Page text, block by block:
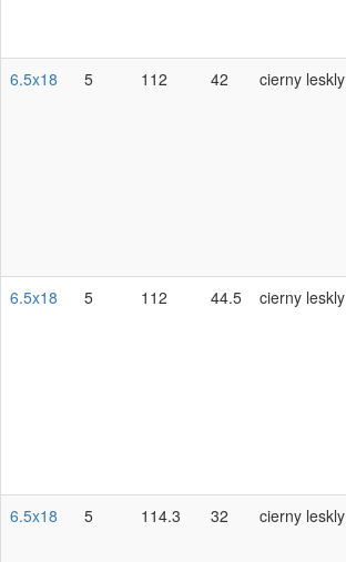
6.5x18 5 112 42 cierny leskly
6.5x18 5 112 44.5 cierny leskly
6.5x18 5 114.3 32 cierny leskly